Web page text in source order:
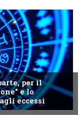
per il
e lo
eccessi